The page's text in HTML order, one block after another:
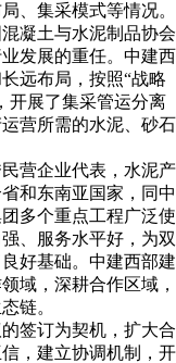
、集采模式等情况。
凝土与水泥制品协会
发展的重任。中建西
远布局，按照“战略
开展了集采管运分离
营所需的水泥、砂石
营企业代表，水泥产
和东南亚国家，同中
多个重点工程广泛使
、服务水平好，为双
好基础。中建西部建
域，深耕合作区域，
链。
签订为契机，扩大合
，建立协调机制，开